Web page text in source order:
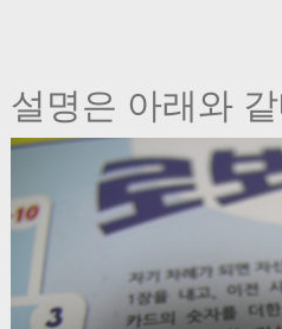
설명은 아래와